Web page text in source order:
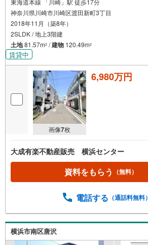
神奈川県川崎市川崎区渡田新町3丁目
2018年11月（築8年）
2SLDK / 地上3階建
土地81.57m2 /建物 120.49m2
賃貸中
画像7枚
6,980万円
大成有楽不動産販売 横浜センター
資料をもらう （無料）
電話する （通話料無料）
横浜市南区唐沢